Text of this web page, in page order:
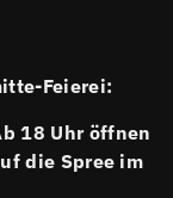
Feierei:
18 Uhr öffnen
die Spree im